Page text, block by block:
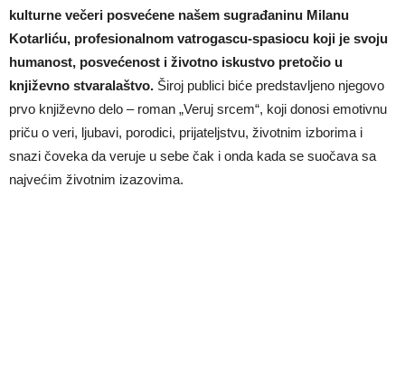
kulturne večeri posvećene našem sugrađaninu Milanu
Kotarliću, profesionalnom vatrogascu-spasiocu koji je svoju
humanost, posvećenost i životno iskustvo pretočio u
književno stvaralaštvo. Široj publici biće predstavljeno njegovo
prvo književno delo – roman „Veruj srcem“, koji donosi emotivnu
priču o veri, ljubavi, porodici, prijateljstvu, životnim izborima i
snazi čoveka da veruje u sebe čak i onda kada se suočava sa
najvećim životnim izazovima.